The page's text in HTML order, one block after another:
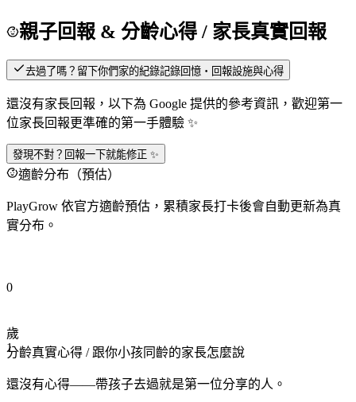
親子回報 & 分齡心得 / 家長真實回報
去過了嗎？留下你們家的紀錄記錄回憶・回報設施與心得
還沒有家長回報，以下為 Google 提供的參考資訊，歡迎第一
位家長回報更準確的第一手體驗 ✨
發現不對？回報一下就能修正 ✨
適齡分布（預估）
PlayGrow 依官方適齡預估，累積家長打卡後會自動更新為真
實分布。
0
1
歲
分齡真實心得 / 跟你小孩同齡的家長怎麼說
還沒有心得——帶孩子去過就是第一位分享的人。